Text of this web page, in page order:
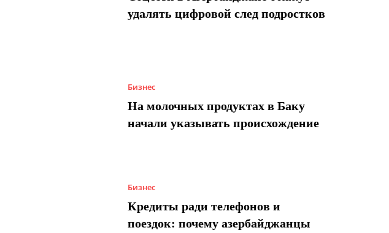
удалять цифровой след подростков
Бизнес
На молочных продуктах в Баку
начали указывать происхождение
Бизнес
Кредиты ради телефонов и
поездок: почему азербайджанцы